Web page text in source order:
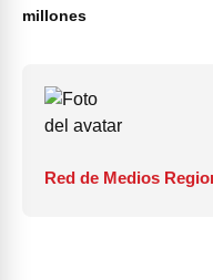
millones
Red de Medios